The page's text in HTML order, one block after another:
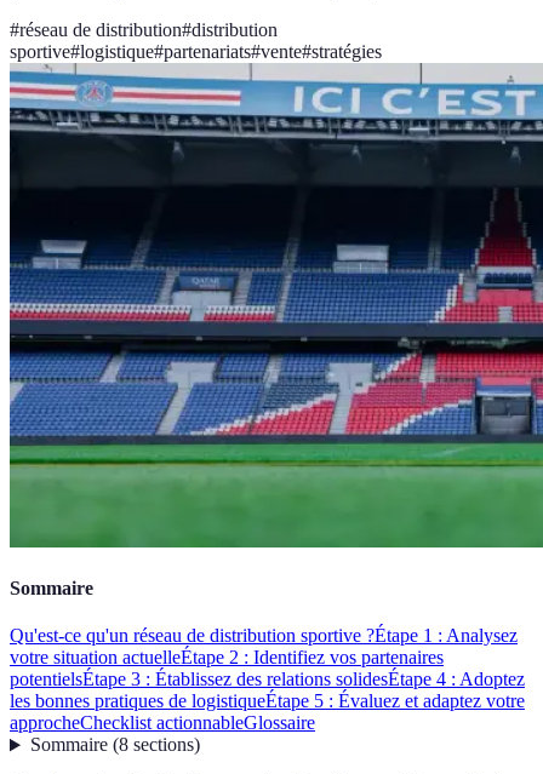
#réseau de distribution#distribution
sportive#logistique#partenariats#vente#stratégies
Sommaire
Qu'est-ce qu'un réseau de distribution sportive ?Étape 1 : Analysez
votre situation actuelleÉtape 2 : Identifiez vos partenaires
potentielsÉtape 3 : Établissez des relations solidesÉtape 4 : Adoptez
les bonnes pratiques de logistiqueÉtape 5 : Évaluez et adaptez votre
approcheChecklist actionnableGlossaire
Sommaire(8 sections)